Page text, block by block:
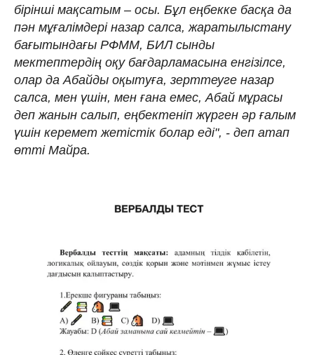
бірінші мақсатым – осы. Бұл еңбекке басқа да
пән мұғалімдері назар салса, жаратылыстану
бағытындағы РФММ, БИЛ сынды
мектептердің оқу бағдарламасына енгізілсе,
олар да Абайды оқытуға, зерттеуге назар
салса, мен үшін, мен ғана емес, Абай мұрасы
деп жанын салып, еңбектеніп жүрген әр ғалым
үшін керемет жетістік болар еді", - деп атап
өтті Майра.